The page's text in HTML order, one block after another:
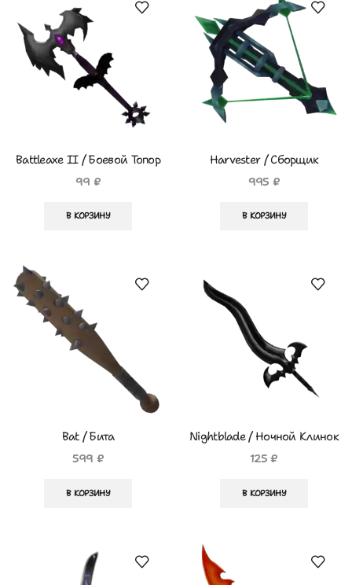
Battleaxe II / Боевой Топор
2
99 ₽
В КОРЗИНУ
Harvester / Сборщик
995 ₽
В КОРЗИНУ
Bat / Бита
599 ₽
В КОРЗИНУ
Nightblade / Ночной Клинок
125₽
В КОРЗИНУ